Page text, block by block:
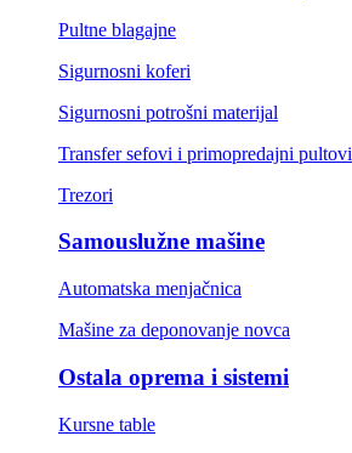
Pultne blagajne
Sigurnosni koferi
Sigurnosni potrošni materijal
Transfer sefovi i primopredajni pultovi
Trezori
Samouslužne mašine
Automatska menjačnica
Mašine za deponovanje novca
Ostala oprema i sistemi
Kursne table